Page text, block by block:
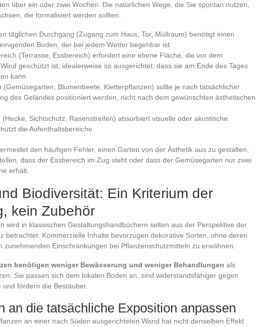
über ein oder zwei Wochen. Die natürlichen Wege, die Sie spontan nutzen,
die formalisiert werden sollten.
täglichen Durchgang (Zugang zum Haus, Tor, Müllraum) benötigt einen
Boden, der bei jedem Wetter begehbar ist
(Terrasse, Essbereich) erfordert eine ebene Fläche, die vor dem
geschützt ist, idealerweise so ausgerichtet, dass sie am Ende des Tages
kann
(Gemüsegarten, Blumenbeete, Kletterpflanzen) sollte je nach tatsächlicher
des Geländes positioniert werden, nicht nach dem gewünschten ästhetischen
(Hecke, Sichtschutz, Rasenstreifen) absorbiert visuelle oder akustische
die Aufenthaltsbereiche
den häufigen Fehler, einen Garten von der Ästhetik aus zu gestalten,
dass der Essbereich im Zug steht oder dass der Gemüsegarten nur zwei
erhält.
Biodiversität: Ein Kriterium der
kein Zubehör
wird in klassischen Gestaltungshandbüchern selten aus der Perspektive der
betrachtet. Kommerzielle Inhalte bevorzugen dekorative Sorten, ohne deren
zunehmenden Einschränkungen bei Pflanzenschutzmitteln zu erwähnen.
benötigen weniger Bewässerung und weniger Behandlungen als
Sie passen sich dem lokalen Boden an, sind widerstandsfähiger gegen
und fördern die Bestäuber.
an die tatsächliche Exposition anpassen
an einer nach Süden ausgerichteten Wand hat nicht denselben Effekt